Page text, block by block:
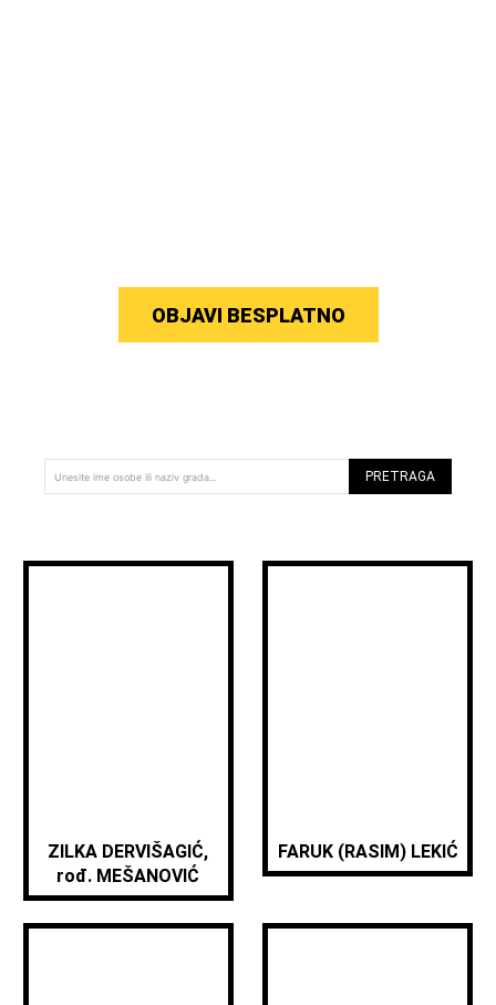
OBJAVI BESPLATNO
Unesite ime osobe ili naziv grada... PRETRAGA
ZILKA DERVIŠAGIĆ,
rođ. MEŠANOVIĆ
FARUK (RASIM) LEKIĆ